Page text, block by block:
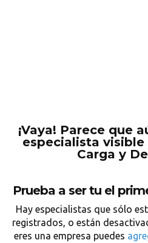
¡Vaya! Parece que
especialista
Carga y
Prueba a ser tu el
Hay especialistas que sólo
registrados, o están
eres una empresa puedes